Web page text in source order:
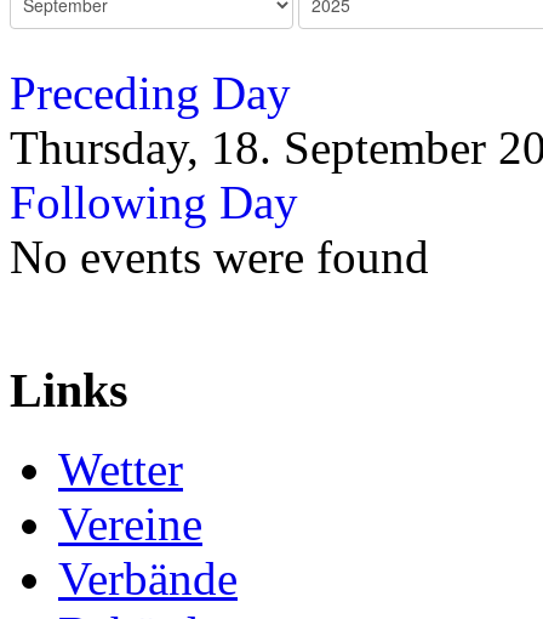
Preceding Day
Thursday, 18. September
Following Day
No events were found
Links
Wetter
Vereine
Verbände